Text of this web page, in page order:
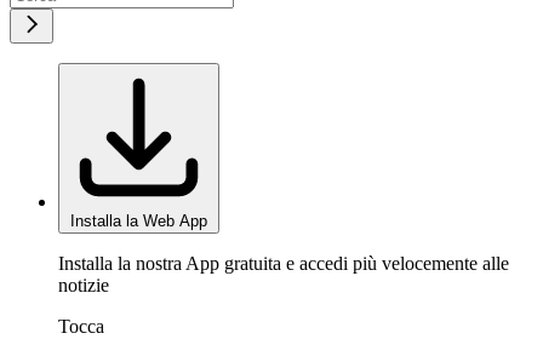
Installa la Web App
Installa la nostra App gratuita e accedi più velocemente alle
notizie
Tocca